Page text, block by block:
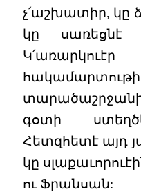
չ՛աշխատիր, կը
կը սառեցնէ
գօտի
Հետզհետէ այդ
կը
ու Ֆրանսան: